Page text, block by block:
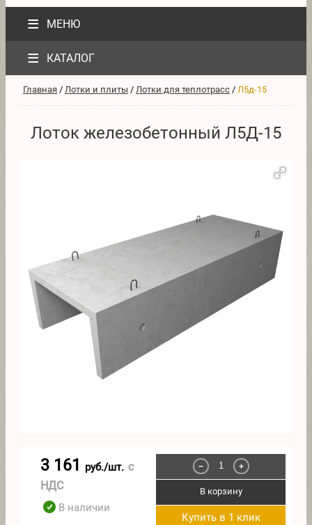
≡ МЕНЮ
≡ КАТАЛОГ
Главная / Лотки и плиты / Лотки для теплотрасс / Л5д-15
Лоток железобетонный Л5Д-15
3 161 руб./шт. с
НДС
В наличии
− +
В корзину
Купить в 1 клик